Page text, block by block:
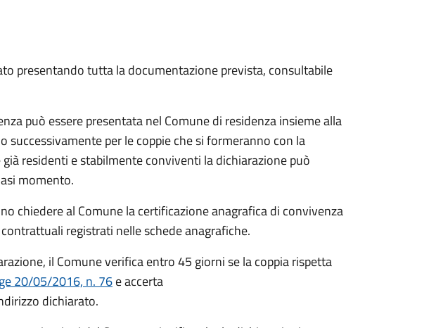
presentando tutta la documentazione prevista, consultabile
può essere presentata nel Comune di residenza insieme alla
successivamente per le coppie che si formeranno con la
residenti e stabilmente conviventi la dichiarazione può
momento.
chiedere al Comune la certificazione anagrafica di convivenza
registrati nelle schede anagrafiche.
il Comune verifica entro 45 giorni se la coppia rispetta
20/05/2016, n. 76e accerta
dichiarato.